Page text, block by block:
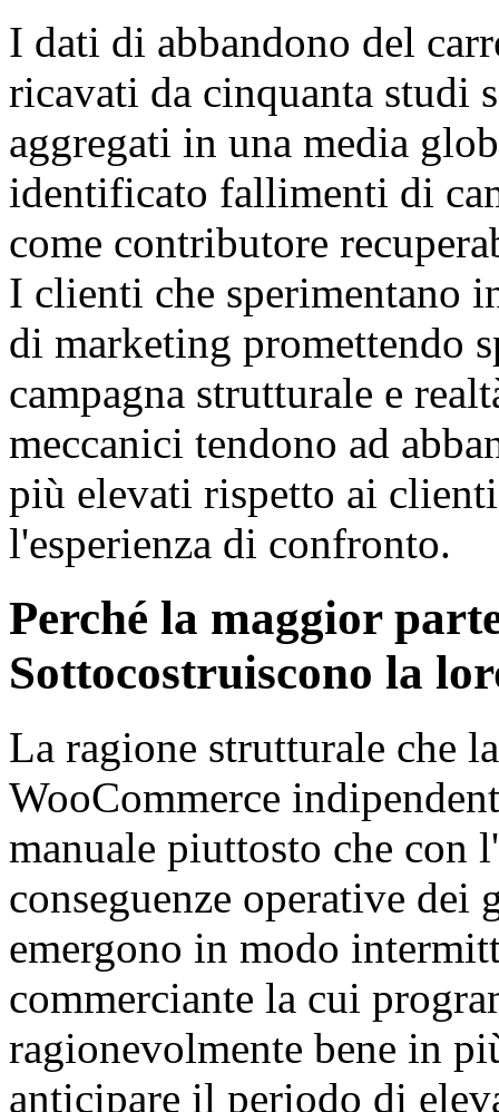
I dati di abbandono del
ricavati da cinquanta studi
aggregati in una media
identificato fallimenti di
come contributore
I clienti che sperimentano
di marketing promettendo
campagna strutturale e
meccanici tendono ad
più elevati rispetto ai
l'esperienza di confronto.
Perché la maggior
Sottocostruiscono la
La ragione strutturale che
WooCommerce
manuale piuttosto che con
conseguenze operative dei
emergono in modo
commerciante la cui
ragionevolmente bene in
anticipare il periodo di